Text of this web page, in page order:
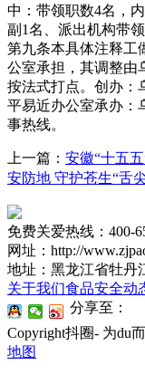
中：带领职数4名，
副1名、派出机构带
第九条本具体注释工
公室承担，其调整由
按法式打点。创办：
平易近办公室承办：
事热线。
上一篇： 安徽“十五
安防地 守护苍生“舌
免费关爱热线：400-
网址：http://
地址：黑龙江省牡丹
关于我们食品安全动
分享至：
Copyright抖圈- 为du
地图